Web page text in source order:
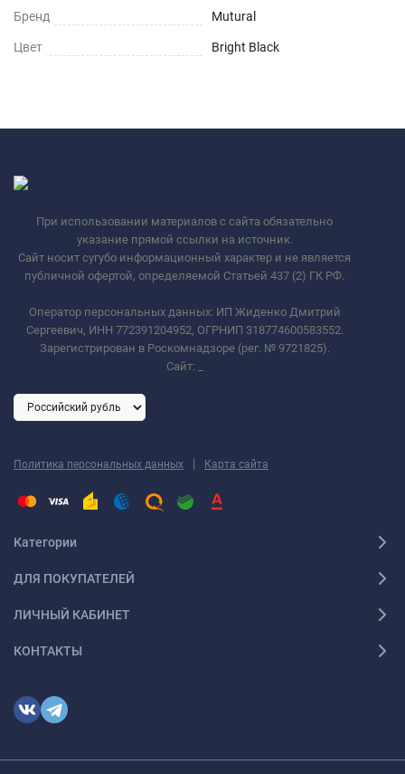
Бренд Mutural
Цвет Bright Black
При использовании материалов с сайта обязательно
указание прямой ссылки на источник.
Сайт носит сугубо информационный характер и не является
публичной офертой, определяемой Статьей 437 (2) ГК РФ.
Оператор персональных данных: ИП Жиденко Дмитрий
Сергеевич, ИНН 772391204952, ОГРНИП 318774600583552.
Зарегистрирован в Роскомнадзоре (рег. № 9721825).
Сайт:
Политика персональных данных | Карта сайта
Категории
ДЛЯ ПОКУПАТЕЛЕЙ
ЛИЧНЫЙ КАБИНЕТ
КОНТАКТЫ